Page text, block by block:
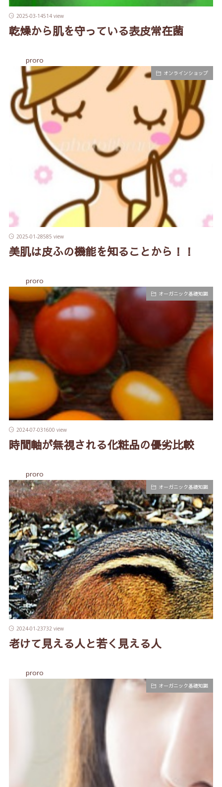
2025-03-14514 view
乾燥から肌を守っている表皮常在菌
proro
オンラインショップ
2025-01-28585 view
美肌は皮ふの機能を知ることから！！
proro
オーガニック基礎知識
2024-07-031600 view
時間軸が無視される化粧品の優劣比較
proro
オーガニック基礎知識
2024-01-23732 view
老けて見える人と若く見える人
proro
オーガニック基礎知識